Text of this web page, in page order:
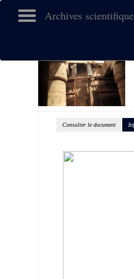
Archives
Consulter le document